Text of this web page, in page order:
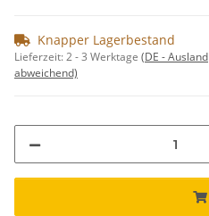
Knapper Lagerbestand
Lieferzeit:2 - 3 Werktage (DE - Ausland
abweichend)